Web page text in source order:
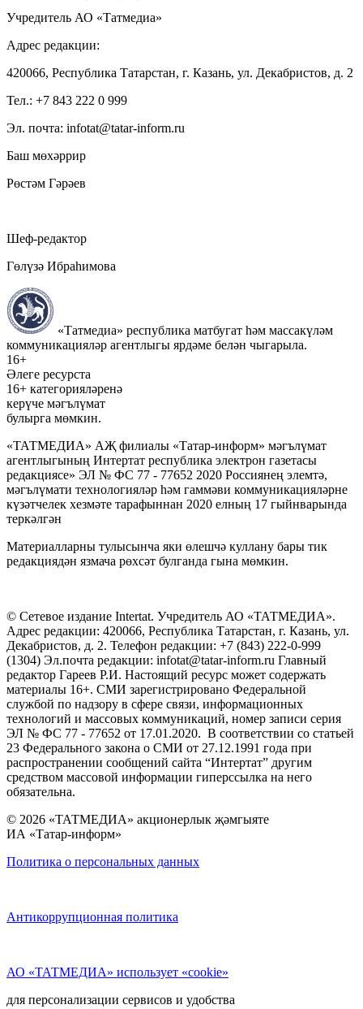
Учредитель АО «Татмедиа»
Адрес редакции:
420066, Республика Татарстан, г. Казань, ул. Декабристов, д. 2
Тел.: +7 843 222 0 999
Эл. почта: infotat@tatar-inform.ru
Баш мөхәррир
Рөстәм Гәрәев
Шеф-редактор
Гөлүзә Ибраһимова
«Татмедиа» республика матбугат һәм массакүләм
коммуникацияләр агентлыгы ярдәме белән чыгарыла.
16+
Әлеге ресурста
16+ категорияләренә
керүче мәгълүмат
булырга мөмкин.
«ТАТМЕДИА» АҖ филиалы «Татар-информ» мәгълүмат
агентлыгының Интертат республика электрон газетасы
редакциясе» ЭЛ № ФС 77 - 77652 2020 Россиянең элемтә,
мәгълүмати технологияләр һәм гаммәви коммуникацияләрне
күзәтчелек хезмәте тарафыннан 2020 елның 17 гыйнварында
теркәлгән
Материалларны тулысынча яки өлешчә куллану бары тик
редакциядән язмача рөхсәт булганда гына мөмкин.
© Сетевое издание Intertat. Учредитель АО «ТАТМЕДИА».
Адрес редакции: 420066, Республика Татарстан, г. Казань, ул.
Декабристов, д. 2. Телефон редакции: +7 (843) 222-0-999
(1304) Эл.почта редакции: infotat@tatar-inform.ru Главный
редактор Гареев Р.И. Настоящий ресурс может содержать
материалы 16+. СМИ зарегистрировано Федеральной
службой по надзору в сфере связи, информационных
технологий и массовых коммуникаций, номер записи серия
ЭЛ № ФС 77 - 77652 от 17.01.2020. В соответствии со статьей
23 Федерального закона о СМИ от 27.12.1991 года при
распространении сообщений сайта “Интертат” другим
средством массовой информации гиперссылка на него
обязательна.
© 2026 «ТАТМЕДИА» акционерлык җәмгыяте
ИА «Татар-информ»
Политика о персональных данных
Антикоррупционная политика
АО «ТАТМЕДИА» использует «cookie»
для персонализации сервисов и удобства